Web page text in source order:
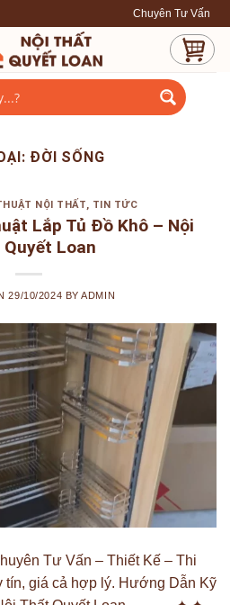
Chuyên Tư Vấn -
ĐỜI SỐNG
NỘI THẤT, TIN TỨC
Lắp Tủ Đồ Khô – Nội
Loan
29/10/2024 BYADMIN
Tư Vấn – Thiết Kế – Thi
tín, giá cả hợp lý. Hướng Dẫn Kỹ